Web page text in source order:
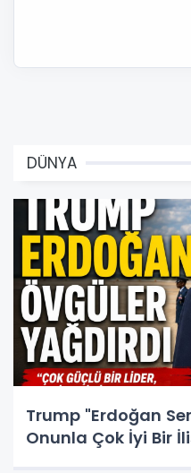
DÜNYA
Trump "Erdoğan
Onunla Çok İyi Bir